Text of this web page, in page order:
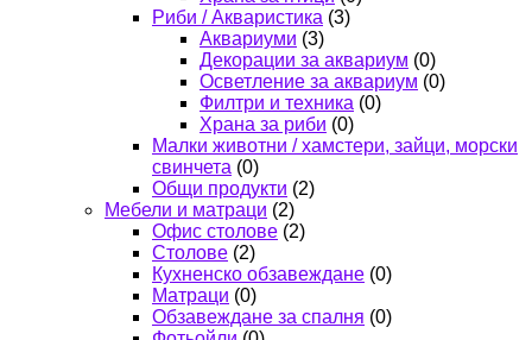
Риби / Акваристика (3)
Аквариуми (3)
Декорации за аквариум (0)
Осветление за аквариум (0)
Филтри и техника (0)
Храна за риби (0)
Малки животни / хамстери, зайци, морски
свинчета (0)
Общи продукти (2)
Мебели и матраци (2)
Офис столове (2)
Столове (2)
Кухненско обзавеждане (0)
Матраци (0)
Обзавеждане за спалня (0)